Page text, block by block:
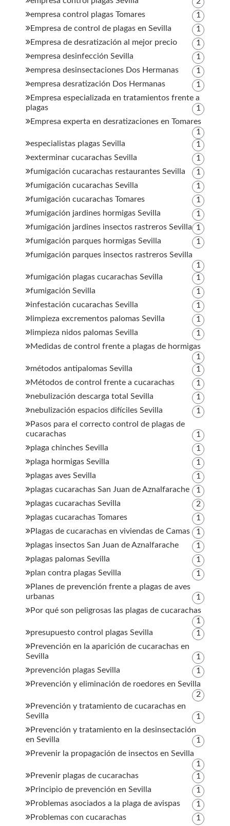
empresa control plagas Tomares
1
Empresa de control de plagas en Sevilla
1
Empresa de desratización al mejor precio
1
empresa desinfección Sevilla
1
empresa desinsectaciones Dos Hermanas
1
empresa desratización Dos Hermanas
1
Empresa especializada en tratamientos frente a
plagas
1
Empresa experta en desratizaciones en Tomares
1
especialistas plagas Sevilla
1
exterminar cucarachas Sevilla
1
fumigación cucarachas restaurantes Sevilla
1
fumigación cucarachas Sevilla
1
fumigación cucarachas Tomares
1
fumigación jardines hormigas Sevilla
1
fumigación jardines insectos rastreros Sevilla
1
fumigación parques hormigas Sevilla
1
fumigación parques insectos rastreros Sevilla
1
fumigación plagas cucarachas Sevilla
1
fumigación Sevilla
1
infestación cucarachas Sevilla
1
limpieza excrementos palomas Sevilla
1
limpieza nidos palomas Sevilla
1
Medidas de control frente a plagas de hormigas
1
métodos antipalomas Sevilla
1
Métodos de control frente a cucarachas
1
nebulización descarga total Sevilla
1
nebulización espacios difíciles Sevilla
1
Pasos para el correcto control de plagas de
cucarachas
1
plaga chinches Sevilla
1
plaga hormigas Sevilla
1
plagas aves Sevilla
1
plagas cucarachas San Juan de Aznalfarache
1
plagas cucarachas Sevilla
2
plagas cucarachas Tomares
1
Plagas de cucarachas en viviendas de Camas
1
plagas insectos San Juan de Aznalfarache
1
plagas palomas Sevilla
1
plan contra plagas Sevilla
1
Planes de prevención frente a plagas de aves
urbanas
1
Por qué son peligrosas las plagas de cucarachas
1
presupuesto control plagas Sevilla
1
Prevención en la aparición de cucarachas en
Sevilla
1
prevención plagas Sevilla
1
Prevención y eliminación de roedores en Sevilla
2
Prevención y tratamiento de cucarachas en
Sevilla
1
Prevención y tratamiento en la desinsectación
en Sevilla
1
Prevenir la propagación de insectos en Sevilla
1
Prevenir plagas de cucarachas
1
Principio de prevención en Sevilla
1
Problemas asociados a la plaga de avispas
1
Problemas con cucarachas
1